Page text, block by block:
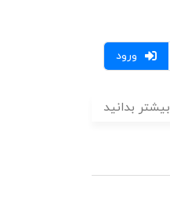
ورود
بیشتر بدانید